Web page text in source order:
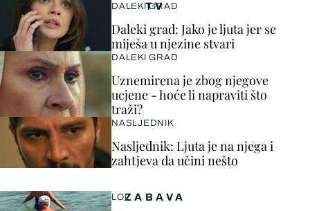
ZABAVA
LOL
TV
DALEKI GRAD
Daleki grad: Jako je ljuta jer se
miješa u njezine stvari
DALEKI GRAD
Uznemirena je zbog njegove
ucjene - hoće li napraviti što
traži?
NASLJEDNIK
Nasljednik: Ljuta je na njega i
zahtjeva da učini nešto